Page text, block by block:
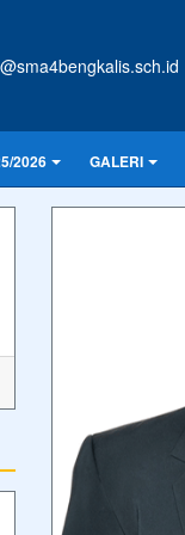
2026 GALERI